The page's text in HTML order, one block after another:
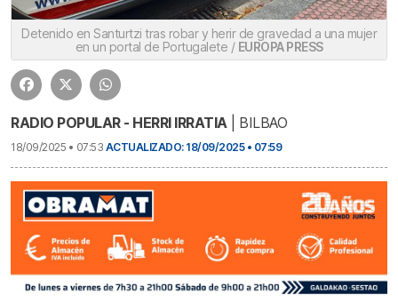
Detenido en Santurtzi tras robar y herir de gravedad a una mujer
en un portal de Portugalete / EUROPA PRESS
RADIO POPULAR - HERRI IRRATIA| BILBAO
18/09/2025 • 07:53 ACTUALIZADO: 18/09/2025 • 07:59